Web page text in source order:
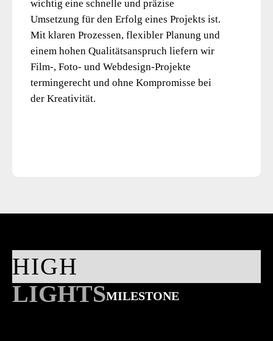
wichtig eine schnelle und präzise
Umsetzung für den Erfolg eines Projekts ist.
Mit klaren Prozessen, flexibler Planung und
einem hohen Qualitätsanspruch liefern wir
Film-, Foto- und Webdesign-Projekte
termingerecht und ohne Kompromisse bei
der Kreativität.
HIGH
LIGHTSMILESTONE